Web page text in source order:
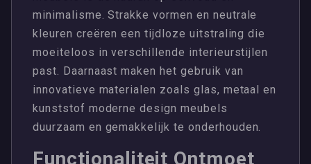
minimalisme. Strakke vormen en neutrale
kleuren creëren een tijdloze uitstraling die
moeiteloos in verschillende interieurstijlen
past. Daarnaast maken het gebruik van
innovatieve materialen zoals glas, metaal en
kunststof moderne design meubels
duurzaam en gemakkelijk te onderhouden.
Functionaliteit Ontmoet